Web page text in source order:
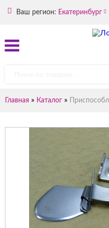
Ваш регион: Екатеринбург
Главная » Каталог »